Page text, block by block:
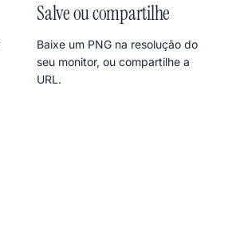
Salve ou compartilhe
Baixe um PNG na resolução do
seu monitor, ou compartilhe a
URL.